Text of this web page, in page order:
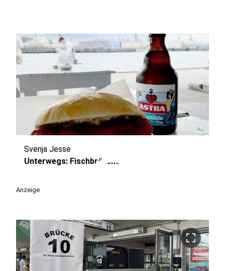
play_circle
Svenja Jesse
Unterwegs: Fischbrötchen
Anzeige
crop_free